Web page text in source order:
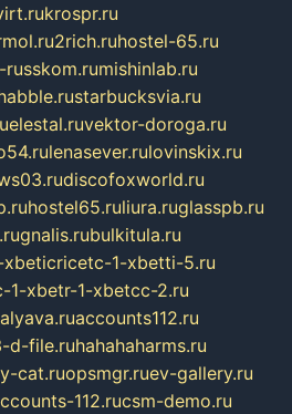
krospr.ru
2rich.ruhostel-65.ru
mishinlab.ru
starbucksvia.ru
elestal.ruvektor-doroga.ru
lenasever.rulovinskix.ru
discofoxworld.ru
hostel65.ruliura.ruglasspb.ru
gnalis.rubulkitula.ru
xbeticricetc-1-xbetti-5.ru
1-xbetr-1-xbetcc-2.ru
accounts112.ru
d-file.ruhahahaharms.ru
cat.ruopsmgr.ruev-gallery.ru
112.rucsm-demo.ru